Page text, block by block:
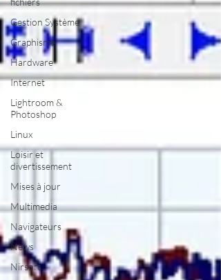
Gestion Système
Graphisme
Hardware
Internet
Lightroom &
Photoshop
Linux
Loisir et
divertissement
Mises à jour
Multimedia
Navigateurs
News
Nirsoft